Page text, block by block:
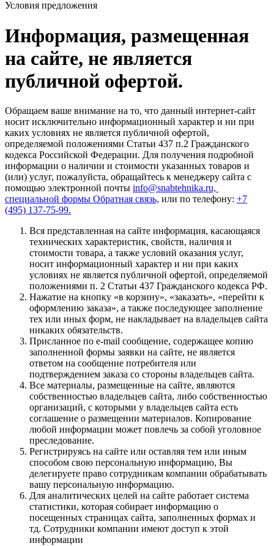
Условия предложения
Информация, размещенная
на сайте, не является
публичной офертой.
Обращаем ваше внимание на то, что данный интернет-сайт
носит исключительно информационный характер и ни при
каких условиях не является публичной офертой,
определяемой положениями Статьи 437 п.2 Гражданского
кодекса Российской Федерации. Для получения подробной
информации о наличии и стоимости указанных товаров и
(или) услуг, пожалуйста, обращайтесь к менеджеру сайта с
помощью электронной почты info@snabtehnika.ru,
специальной формы Обратная связь, или по телефону: +7
(495) 137-75-99.
Вся представленная на сайте информация, касающаяся
технических характеристик, свойств, наличия и
стоимости товара, а также условий оказания услуг,
носит информационный характер и ни при каких
условиях не является публичной офертой, определяемой
положениями п. 2 Статьи 437 Гражданского кодекса РФ.
Нажатие на кнопку «в корзину», «заказать», «перейти к
оформлению заказа», а также последующее заполнение
тех или иных форм, не накладывает на владельцев сайта
никаких обязательств.
Присланное по e-mail сообщение, содержащее копию
заполненной формы заявки на сайте, не является
ответом на сообщение потребителя или
подтверждением заказа со стороны владельцев сайта.
Все материалы, размещенные на сайте, являются
собственностью владельцев сайта, либо собственностью
организаций, с которыми у владельцев сайта есть
соглашение о размещении материалов. Копирование
любой информации может повлечь за собой уголовное
преследование.
Регистрируясь на сайте или оставляя тем или иным
способом свою персональную информацию, Вы
делегируете право сотрудникам компании обрабатывать
вашу персональную информацию.
Для аналитических целей на сайте работает система
статистики, которая собирает информацию о
посещенных страницах сайта, заполненных формах и
тд. Сотрудники компании имеют доступ к этой
информации